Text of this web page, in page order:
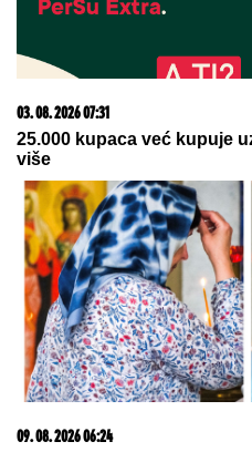
03. 08. 2026 07:31
25.000 kupaca već kupuje
više
09. 08. 2026 06:24